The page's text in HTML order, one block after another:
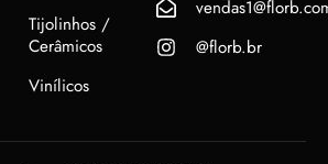
Tijolinhos /
Cerâmicos
Vinílicos
@florb.br